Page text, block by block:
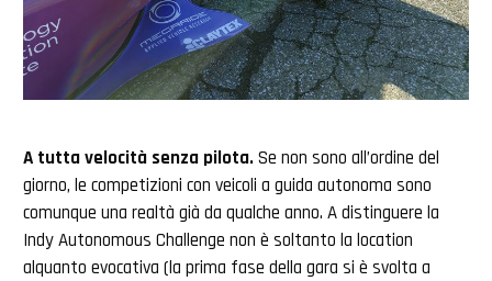
A tutta velocità senza pilota.Se non sono all’ordine del
giorno, le competizioni con veicoli a guida autonoma sono
comunque una realtà già da qualche anno. A distinguere la
Indy Autonomous Challenge non è soltanto la location
alquanto evocativa (la prima fase della gara si è svolta a